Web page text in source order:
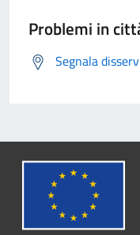
Problemi in
Segnala